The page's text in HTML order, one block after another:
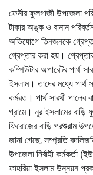
ফেনীর ফুলগাজী উপজেলা
টাকার অঙ্ক ও বানান
অভিযোগে তিনজনকে
গ্রেপ্তার করা হয়।
কম্পিউটার অপারেটর পার্থ
ইসলাম। তাদের মধ্যে পার্থ
কর্মরত। পার্থ সারথী পালের
গ্রামে। নূর ইসলামের
ফিরোজের বাড়ি পরশুরাম
জানা গেছে, সম্প্রতি
উপজেলা নির্বাহী
ফাহরিয়া ইসলাম উন্নয়ন